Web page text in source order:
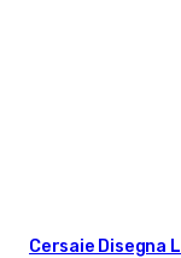
Cersaie Disegna